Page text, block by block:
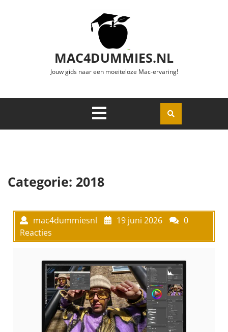
MAC4DUMMIES.NL
Jouw gids naar een moeiteloze Mac-ervaring!
Openen
Categorie: 2018
mac4dummiesnl 19 juni 2026
0
Reacties